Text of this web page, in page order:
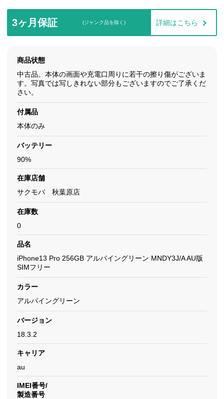
3ヶ月保証 (ジャンク品を除く) 詳細はこちら
商品状態
中古品。本体の画面や充電口周りに若干の擦り傷がございま
す。写真では写しきれない部分もございますのでご了承くだ
さい。
付属品
本体のみ
バッテリー
90%
在庫店舗
サクモバ 秋葉原店
在庫数
0
品名
iPhone13 Pro 256GB アルパイングリーン MNDY3J/A AU版
SIMフリー
カラー
アルパイングリーン
バージョン
18.3.2
キャリア
au
IMEI番号/
製造番号